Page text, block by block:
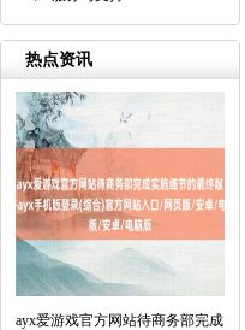
热点资讯
ayx爱游戏官方网站待商务部完成